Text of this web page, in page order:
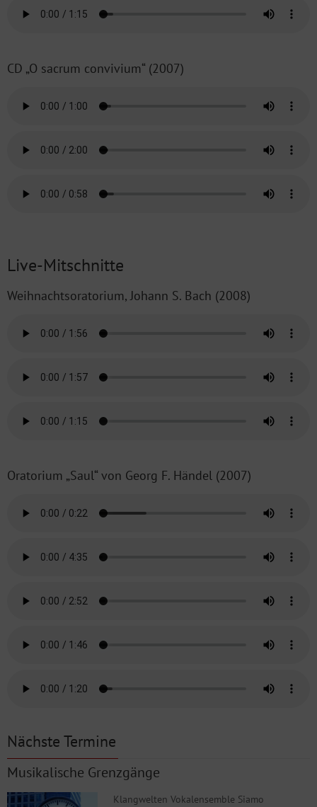
CD „O sacrum convivium“ (2007)
Live-Mitschnitte
Weihnachtsoratorium, Johann S. Bach (2008)
Oratorium „Saul“ von Georg F. Händel (2007)
Nächste Termine
Musikalische Grenzgänge
Klangwelten Vokalensemble Siamo